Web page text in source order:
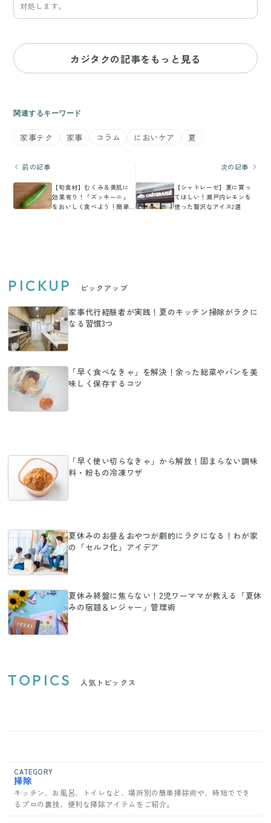
対処します。
カジタクの記事をもっと見る
関連するキーワード
家事テク 家事 コラム においケア 夏
前の記事
【旬食材】むくみ＆美肌に
効果有り！「ズッキーニ」
をおいしく食べよう！簡単
次の記事
【シャトレーゼ】夏に買っ
てほしい！瀬戸内レモンを
使った贅沢なアイス2選
PICKUP ピックアップ
家事代行経験者が実践！夏のキッチン掃除がラクに
なる習慣3つ
「早く食べなきゃ」を解決！余った総菜やパンを美
味しく保存するコツ
「早く使い切らなきゃ」から解放！固まらない調味
料・粉もの冷凍ワザ
夏休みのお昼＆おやつが劇的にラクになる！わが家
の「セルフ化」アイデア
夏休み終盤に焦らない！2児ワーママが教える「夏休
みの宿題＆レジャー」管理術
TOPICS 人気トピックス
CATEGORY
掃除
キッチン、お風呂、トイレなど、場所別の簡単掃除術や、時短ででき
るプロの裏技、便利な掃除アイテムをご紹介。